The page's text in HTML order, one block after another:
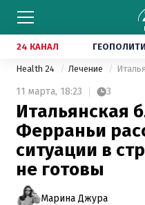
24 КАНАЛ
Health 24 Лечение
11 марта, 18:23 3
Итальянская
Ферраньи
ситуации в
не готовы
Марина Джура